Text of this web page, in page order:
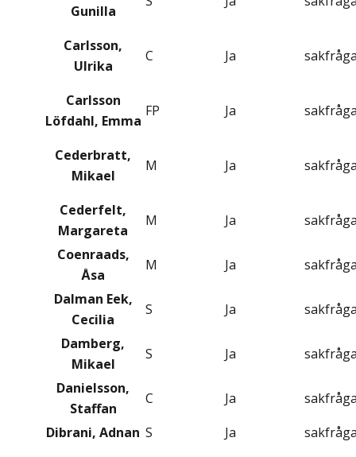
Gunilla
Carlsson,
Ulrika
C Ja
Carlsson
Löfdahl, Emma
FP Ja
Cederbratt,
Mikael
M Ja
Cederfelt,
Margareta
M Ja
Coenraads,
Åsa
M Ja
Dalman Eek,
Cecilia
S Ja
Damberg,
Mikael
S Ja
Danielsson,
Staffan
C Ja
Dibrani, Adnan S Ja